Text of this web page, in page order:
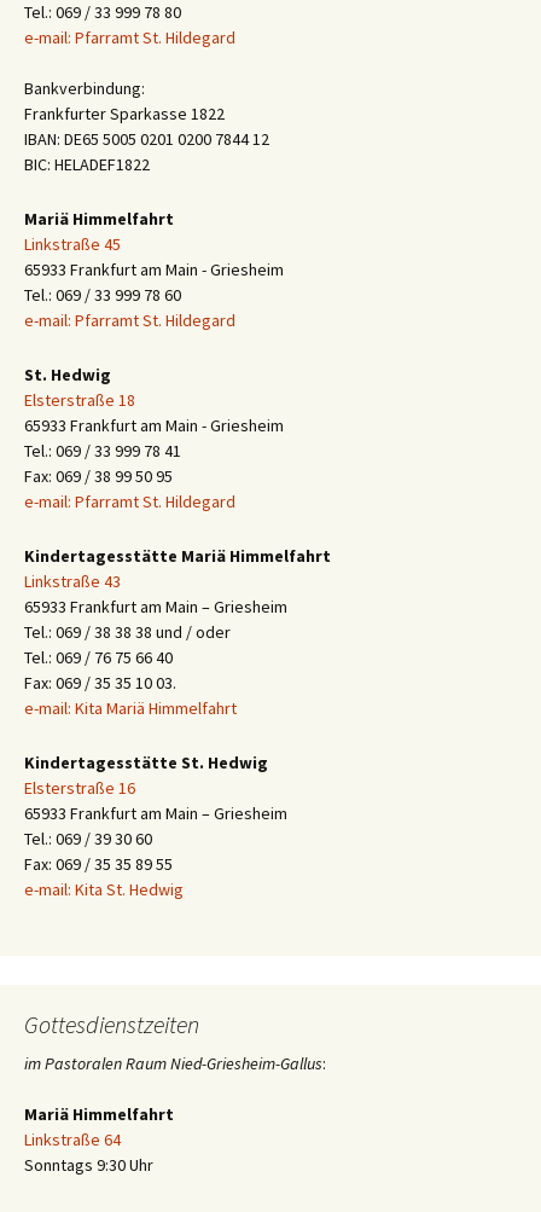
Tel.: 069 / 33 999 78 80
e-mail: Pfarramt St. Hildegard
Bankverbindung:
Frankfurter Sparkasse 1822
IBAN: DE65 5005 0201 0200 7844 12
BIC: HELADEF1822
Mariä Himmelfahrt
Linkstraße 45
65933 Frankfurt am Main - Griesheim
Tel.: 069 / 33 999 78 60
e-mail: Pfarramt St. Hildegard
St. Hedwig
Elsterstraße 18
65933 Frankfurt am Main - Griesheim
Tel.: 069 / 33 999 78 41
Fax: 069 / 38 99 50 95
e-mail: Pfarramt St. Hildegard
Kindertagesstätte Mariä Himmelfahrt
Linkstraße 43
65933 Frankfurt am Main – Griesheim
Tel.: 069 / 38 38 38 und / oder
Tel.: 069 / 76 75 66 40
Fax: 069 / 35 35 10 03.
e-mail: Kita Mariä Himmelfahrt
Kindertagesstätte St. Hedwig
Elsterstraße 16
65933 Frankfurt am Main – Griesheim
Tel.: 069 / 39 30 60
Fax: 069 / 35 35 89 55
e-mail: Kita St. Hedwig
Gottesdienstzeiten
im Pastoralen Raum Nied-Griesheim-Gallus:
Mariä Himmelfahrt
Linkstraße 64
Sonntags 9:30 Uhr